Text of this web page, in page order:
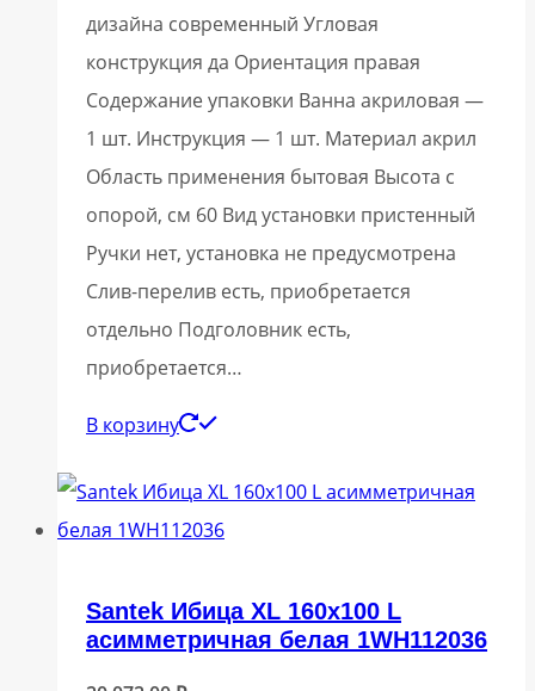
дизайна современный Угловая
конструкция да Ориентация правая
Содержание упаковки Ванна акриловая —
1 шт. Инструкция — 1 шт. Материал акрил
Область применения бытовая Высота с
опорой, см 60 Вид установки пристенный
Ручки нет, установка не предусмотрена
Слив-перелив есть, приобретается
отдельно Подголовник есть,
приобретается…
В корзину
Santek Ибица XL 160х100 L
асимметричная белая 1WH112036